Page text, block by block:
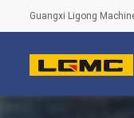
Guangxi Ligong